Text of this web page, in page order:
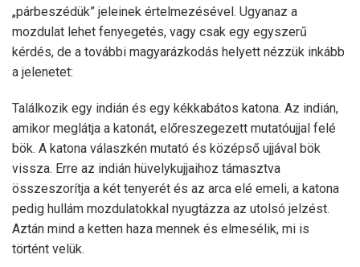
„párbeszédük” jeleinek értelmezésével. Ugyanaz a
mozdulat lehet fenyegetés, vagy csak egy egyszerű
kérdés, de a további magyarázkodás helyett nézzük inkább
a jelenetet:
Találkozik egy indián és egy kékkabátos katona. Az indián,
amikor meglátja a katonát, előreszegezett mutatóujjal felé
bök. A katona válaszkén mutató és középső ujjával bök
vissza. Erre az indián hüvelykujjaihoz támasztva
összeszorítja a két tenyerét és az arca elé emeli, a katona
pedig hullám mozdulatokkal nyugtázza az utolsó jelzést.
Aztán mind a ketten haza mennek és elmesélik, mi is
történt velük.